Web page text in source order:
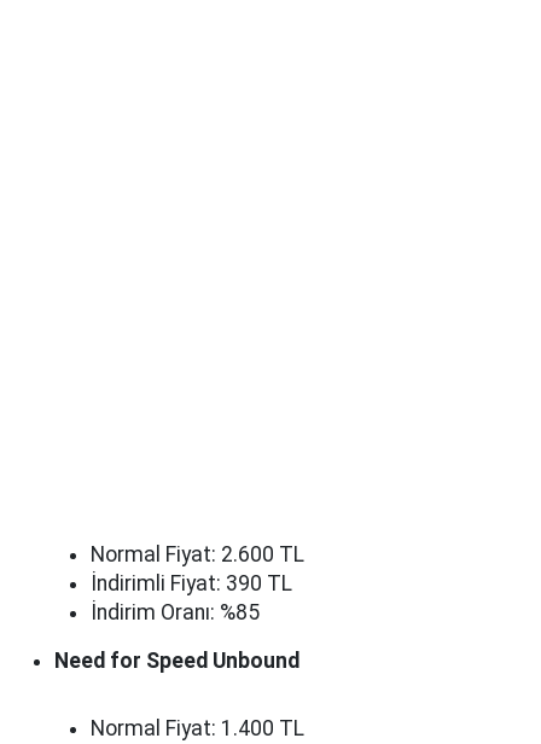
Normal Fiyat: 2.600 TL
İndirimli Fiyat: 390 TL
İndirim Oranı: %85
Need for Speed Unbound
Normal Fiyat: 1.400 TL